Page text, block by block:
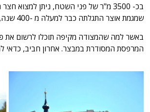
בכ- 3500 מ"ר של פני השטח, ניתן
שמגמת אוצר התגלתה כבר למעלה מ -400 שנה, אוצר המורכב מסכינים, אבזמים, ראשי חץ, 416 מטבעות כסף בין 1509 -1610 לרבים אחרים.
באשר למה שהמצודה מקיפה תוכלו לרשום את
המרפסת המסודרת במבצר. אחרון חביב, כדאי